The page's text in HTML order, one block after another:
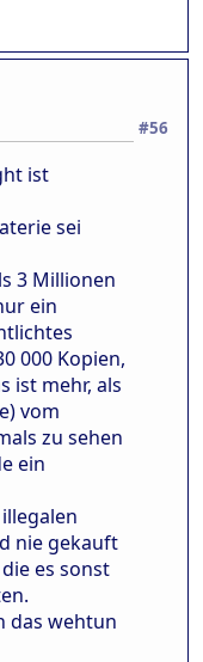
#56
ist
sei
3 Millionen
ein
000 Kopien,
ist mehr, als
vom
zu sehen
ein
nie gekauft
es sonst
das wehtun